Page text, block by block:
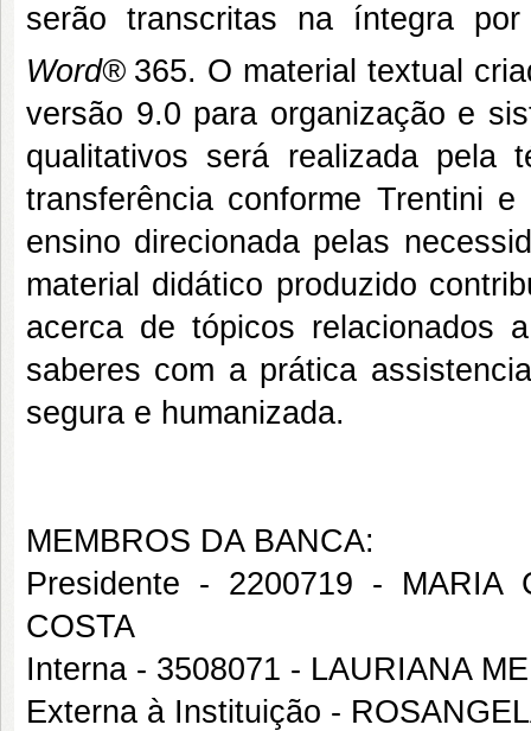
serão transcritas na íntegra
Word® 365. O material textual
versão 9.0 para organização e
qualitativos será realizada pela
transferência conforme Trentini
ensino direcionada pelas
material didático produzido
acerca de tópicos relacionados
saberes com a prática
segura e humanizada.
MEMBROS DA BANCA:
Presidente - 2200719 - MARIA
COSTA
Interna - 3508071 - LAURIANA
Externa à Instituição -